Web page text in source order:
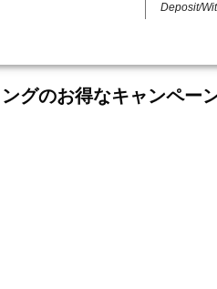
Deposit/
グのお得なキャンペー